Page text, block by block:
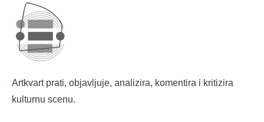
Artkvart prati, objavljuje, analizira, komentira i kritizira
kulturnu scenu.